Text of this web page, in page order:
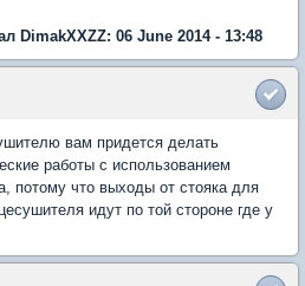
DimakXXZZ: 06 June 2014 - 13:48
вам придется делать
работы с использованием
потому что выходы от стояка для
идут по той стороне где у